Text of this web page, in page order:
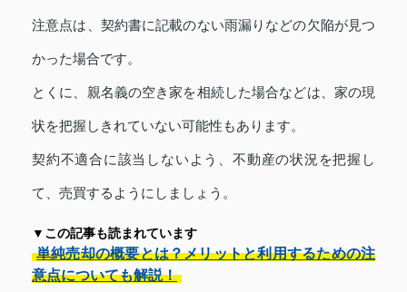
注意点は、契約書に記載のない雨漏りなどの欠陥が見つ
かった場合です。
とくに、親名義の空き家を相続した場合などは、家の現
状を把握しきれていない可能性もあります。
契約不適合に該当しないよう、不動産の状況を把握し
て、売買するようにしましょう。
▼この記事も読まれています
単純売却の概要とは？メリットと利用するための注
意点についても解説！